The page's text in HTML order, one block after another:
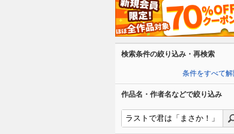
検索条件の絞り込み・再検索
条件をすべて
作品名・作者名などで絞り込み